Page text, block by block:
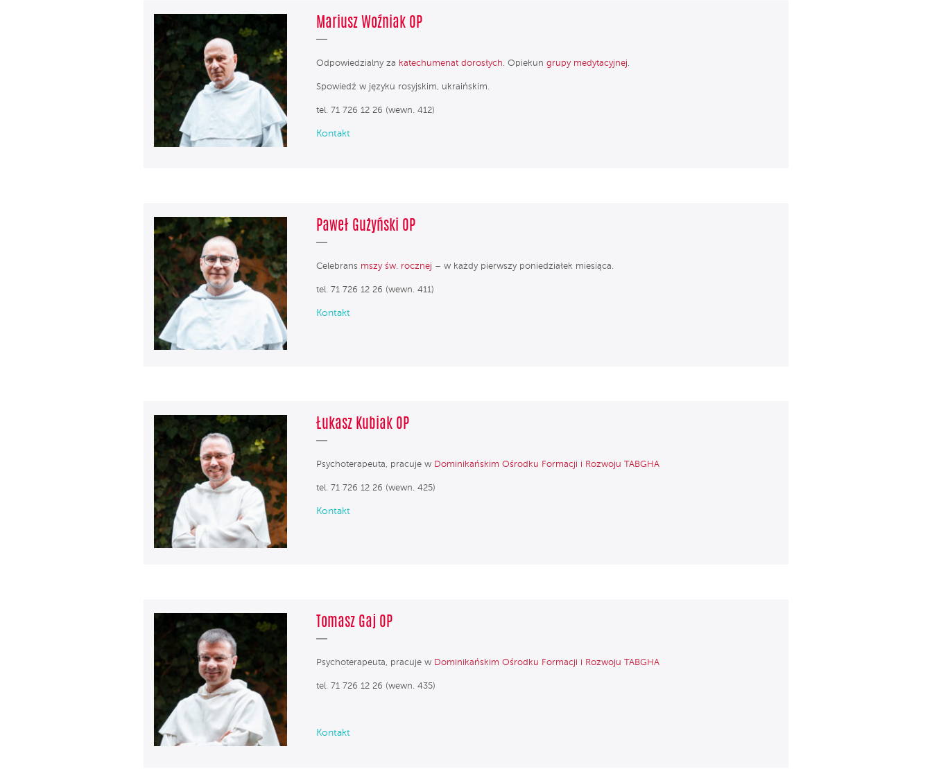
Mariusz Woźniak OP
Odpowiedzialny za katechumenat dorosłych. Opiekun grupy medytacyjnej.
Spowiedź w języku rosyjskim, ukraińskim.
tel. 71 726 12 26 (wewn. 412)
Kontakt
Paweł Gużyński OP
Celebrans mszy św. rocznej – w każdy pierwszy poniedziałek miesiąca.
tel. 71 726 12 26 (wewn. 411)
Kontakt
Łukasz Kubiak OP
Psychoterapeuta, pracuje w Dominikańskim Ośrodku Formacji i Rozwoju TABGHA
tel. 71 726 12 26 (wewn. 425)
Kontakt
Tomasz Gaj OP
Psychoterapeuta, pracuje w Dominikańskim Ośrodku Formacji i Rozwoju TABGHA
tel. 71 726 12 26 (wewn. 435)
Kontakt